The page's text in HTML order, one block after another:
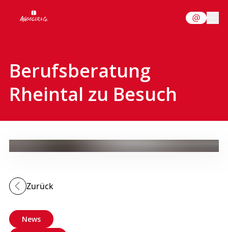
Berufsberatung
Rheintal zu Besuch
Zurück
News